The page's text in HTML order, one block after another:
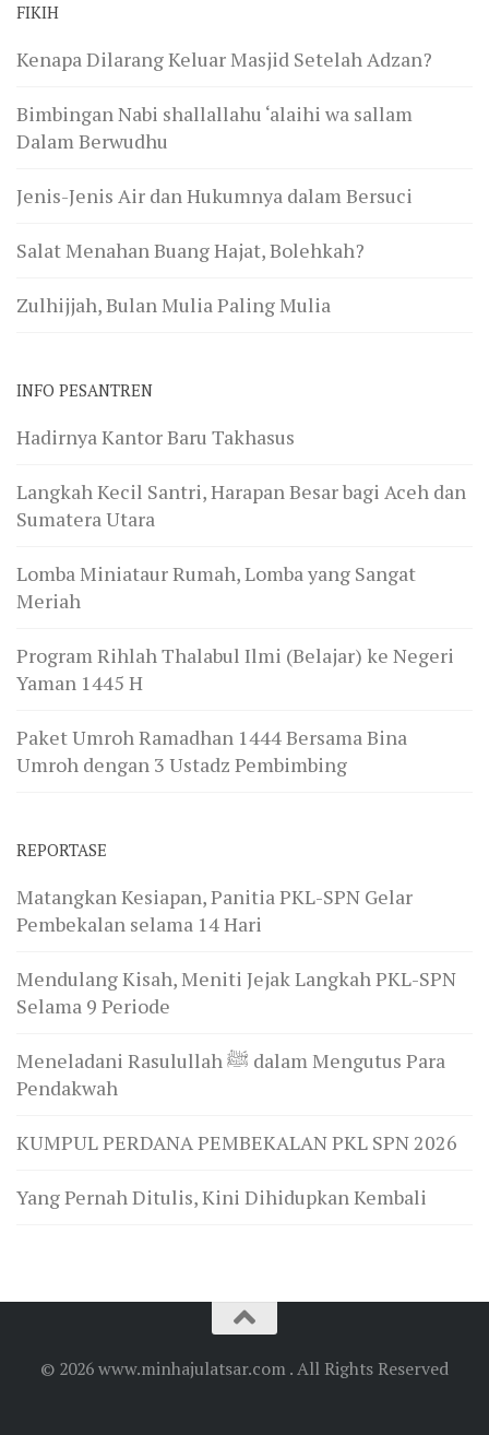
FIKIH
Kenapa Dilarang Keluar Masjid Setelah Adzan?
Bimbingan Nabi shallallahu ‘alaihi wa sallam
Dalam Berwudhu
Jenis-Jenis Air dan Hukumnya dalam Bersuci
Salat Menahan Buang Hajat, Bolehkah?
Zulhijjah, Bulan Mulia Paling Mulia
INFO PESANTREN
Hadirnya Kantor Baru Takhasus
Langkah Kecil Santri, Harapan Besar bagi Aceh dan
Sumatera Utara
Lomba Miniataur Rumah, Lomba yang Sangat
Meriah
Program Rihlah Thalabul Ilmi (Belajar) ke Negeri
Yaman 1445 H
Paket Umroh Ramadhan 1444 Bersama Bina
Umroh dengan 3 Ustadz Pembimbing
REPORTASE
Matangkan Kesiapan, Panitia PKL-SPN Gelar
Pembekalan selama 14 Hari
Mendulang Kisah, Meniti Jejak Langkah PKL-SPN
Selama 9 Periode
Meneladani Rasulullah ﷺ dalam Mengutus Para
Pendakwah
KUMPUL PERDANA PEMBEKALAN PKL SPN 2026
Yang Pernah Ditulis, Kini Dihidupkan Kembali
© 2026 www.minhajulatsar.com . All Rights Reserved